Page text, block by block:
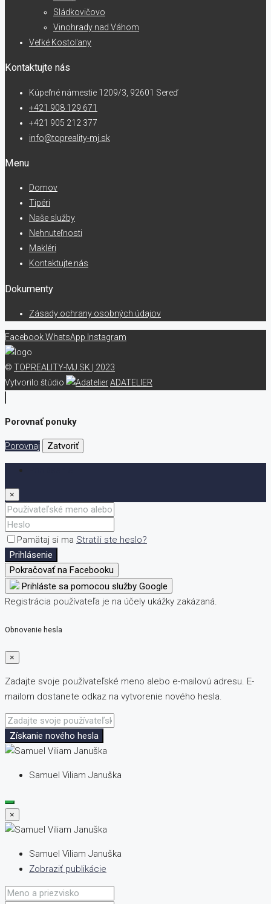
Sládkovičovo
Vinohrady nad Váhom
Veľké Kostoľany
Kontaktujte nás
Kúpeľné námestie 1209/3, 92601 Sereď
+421 908 129 671
+421 905 212 377
info@topreality-mj.sk
Menu
Domov
Tipéri
Naše služby
Nehnuteľnosti
Makléri
Kontaktujte nás
Dokumenty
Zásady ochrany osobných údajov
FacebookWhatsApp Instagram
© TOPREALITY-MJ.SK | 2023
Vytvorilo štúdio
ADATELIER
Porovnať ponuky
Porovnaj Zatvoriť
×
Pamätaj si ma Stratili ste heslo?
Prihlásenie
Pokračovať na Facebooku
Prihláste sa pomocou služby Google
Registrácia používateľa je na účely ukážky zakázaná.
Obnovenie hesla
×
Zadajte svoje používateľské meno alebo e-mailovú adresu. E-
mailom dostanete odkaz na vytvorenie nového hesla.
Získanie nového hesla
Samuel Viliam Januška
×
Samuel Viliam Januška
Zobraziť publikácie